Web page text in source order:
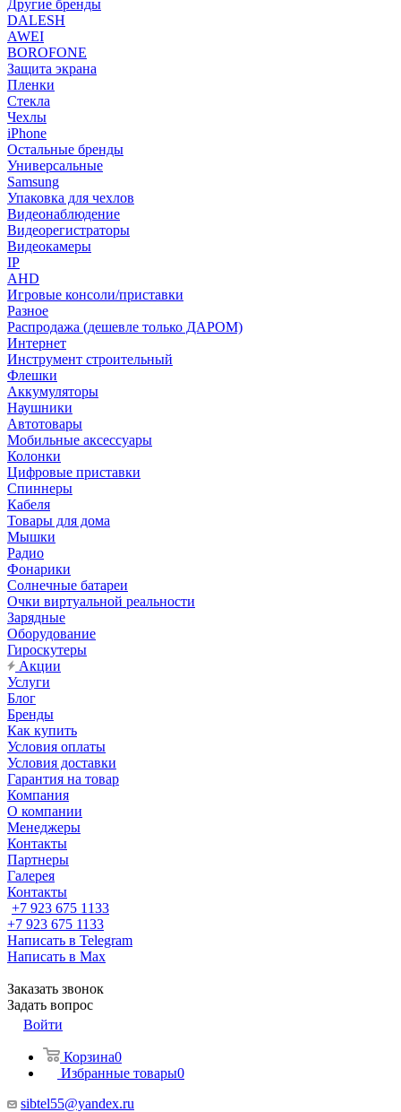
Другие бренды
DALESH
AWEI
BOROFONE
Защита экрана
Пленки
Стекла
Чехлы
iPhone
Остальные бренды
Универсальные
Samsung
Упаковка для чехлов
Видеонаблюдение
Видеорегистраторы
Видеокамеры
IP
AHD
Игровые консоли/приставки
Разное
Распродажа (дешевле только ДАРОМ)
Интернет
Инструмент строительный
Флешки
Аккумуляторы
Наушники
Автотовары
Мобильные аксессуары
Колонки
Цифровые приставки
Спиннеры
Кабеля
Товары для дома
Мышки
Радио
Фонарики
Солнечные батареи
Очки виртуальной реальности
Зарядные
Оборудование
Гироскутеры
Акции
Услуги
Блог
Бренды
Как купить
Условия оплаты
Условия доставки
Гарантия на товар
Компания
О компании
Менеджеры
Контакты
Партнеры
Галерея
Контакты
+7 923 675 1133
+7 923 675 1133
Написать в Telegram
Написать в Max
Заказать звонок
Задать вопрос
Войти
Корзина0
Избранные товары0
sibtel55@yandex.ru